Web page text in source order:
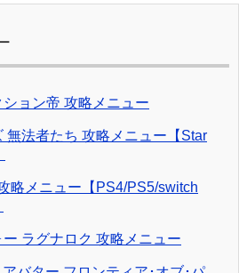
ョン帝 攻略メニュー
無法者たち 攻略メニュー【Star
略メニュー【PS4/PS5/switch
ラグナロク 攻略メニュー